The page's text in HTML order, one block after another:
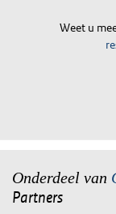
Weet u
Onderdeel van
Partners